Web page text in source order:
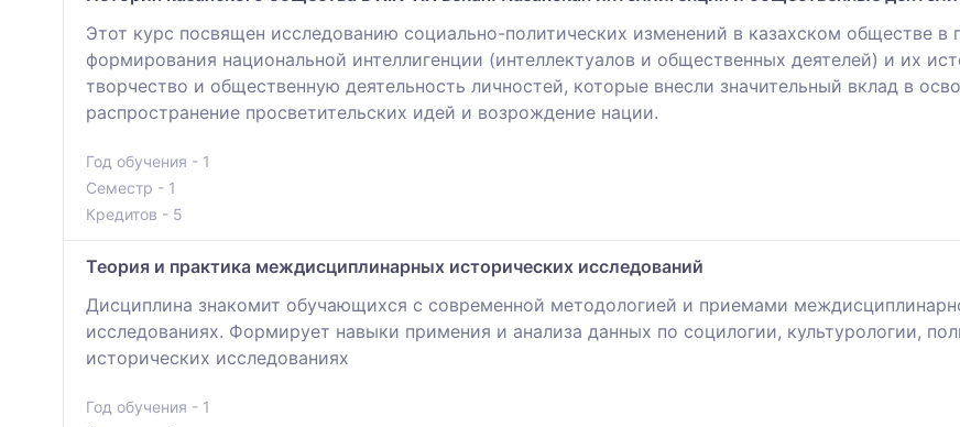
Этот курс посвящен исследованию социально-политических изменений в казахском обществе
формирования национальной интеллигенции (интеллектуалов и общественных деятелей) и их
творчество и общественную деятельность личностей, которые внесли значительный вклад в
распространение просветительских идей и возрождение нации.
Год обучения - 1
Семестр - 1
Кредитов - 5
Теория и практика междисциплинарных исторических исследований
Дисциплина знакомит обучающихся с современной методологией и приемами
исследованиях. Формирует навыки примения и анализа данных по социлогии, культурологии,
исторических исследованиях
Год обучения - 1